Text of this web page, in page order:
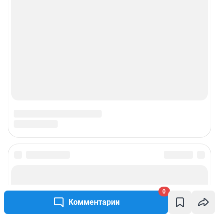
Комментарии
0